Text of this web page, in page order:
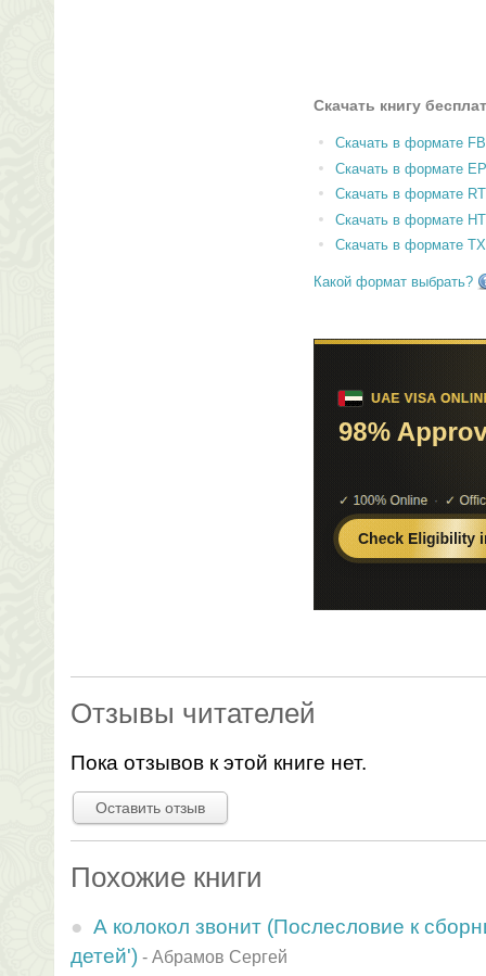
Скачать книгу
Скачать в формате
Скачать в формате
Скачать в формате
Скачать в формате
Скачать в формате
Какой формат выбрать?
Отзывы читателей
Пока отзывов к этой книге нет.
Оставить отзыв
Похожие книги
А колокол звонит (Послесловие к
детей') - Абрамов Сергей